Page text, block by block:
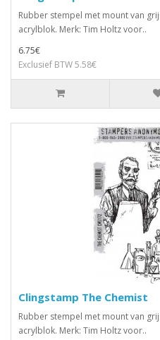
Rubber stempel met mount van
acrylblok. Merk: Tim Holtz voor..
6.75€
Exclusief BTW 5.58€
Clingstamp The Chemist
Rubber stempel met mount van
acrylblok. Merk: Tim Holtz voor..